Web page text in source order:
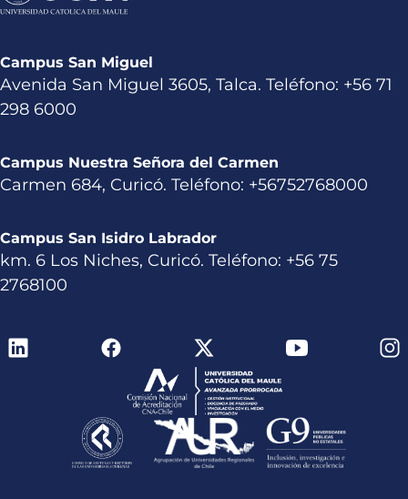
Campus San Miguel
Avenida San Miguel 3605, Talca. Teléfono: +56 71
298 6000
Campus Nuestra Señora del Carmen
Carmen 684, Curicó. Teléfono: +56752768000
Campus San Isidro Labrador
km. 6 Los Niches, Curicó. Teléfono: +56 75
2768100